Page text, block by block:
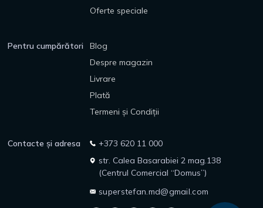
Oferte speciale
Pentru cumpărători
Blog
Despre magazin
Livrare
Plată
Termeni și Condiții
Contacte și adresa
+373 620 11 000
str. Calea Basarabiei 2 mag.138
(Centrul Comercial “Domus”)
superstefan.md@gmail.com